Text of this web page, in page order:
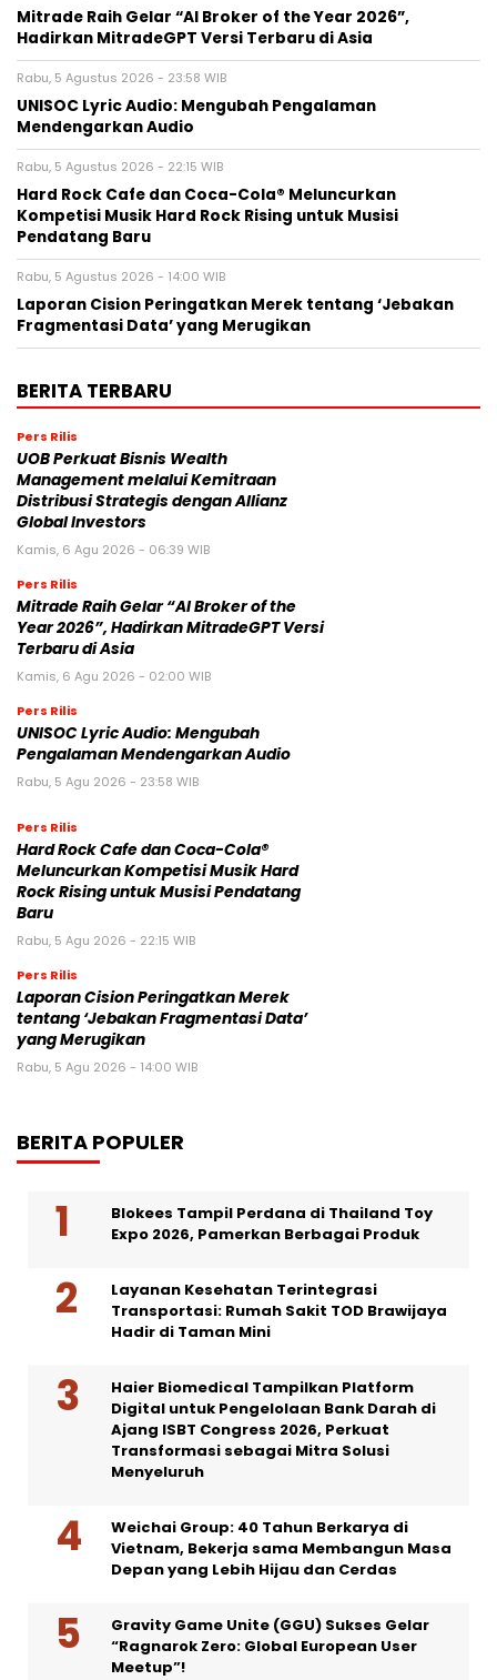
Mitrade Raih Gelar “AI Broker of the Year 2026”,
Hadirkan MitradeGPT Versi Terbaru di Asia
Rabu, 5 Agustus 2026 - 23:58 WIB
UNISOC Lyric Audio: Mengubah Pengalaman
Mendengarkan Audio
Rabu, 5 Agustus 2026 - 22:15 WIB
Hard Rock Cafe dan Coca-Cola® Meluncurkan
Kompetisi Musik Hard Rock Rising untuk Musisi
Pendatang Baru
Rabu, 5 Agustus 2026 - 14:00 WIB
Laporan Cision Peringatkan Merek tentang ‘Jebakan
Fragmentasi Data’ yang Merugikan
BERITA TERBARU
Pers Rilis
UOB Perkuat Bisnis Wealth
Management melalui Kemitraan
Distribusi Strategis dengan Allianz
Global Investors
Kamis, 6 Agu 2026 - 06:39 WIB
Pers Rilis
Mitrade Raih Gelar “AI Broker of the
Year 2026”, Hadirkan MitradeGPT Versi
Terbaru di Asia
Kamis, 6 Agu 2026 - 02:00 WIB
Pers Rilis
UNISOC Lyric Audio: Mengubah
Pengalaman Mendengarkan Audio
Rabu, 5 Agu 2026 - 23:58 WIB
Pers Rilis
Hard Rock Cafe dan Coca-Cola®
Meluncurkan Kompetisi Musik Hard
Rock Rising untuk Musisi Pendatang
Baru
Rabu, 5 Agu 2026 - 22:15 WIB
Pers Rilis
Laporan Cision Peringatkan Merek
tentang ‘Jebakan Fragmentasi Data’
yang Merugikan
Rabu, 5 Agu 2026 - 14:00 WIB
BERITA POPULER
Blokees Tampil Perdana di Thailand Toy
Expo 2026, Pamerkan Berbagai Produk
Layanan Kesehatan Terintegrasi
Transportasi: Rumah Sakit TOD Brawijaya
Hadir di Taman Mini
Haier Biomedical Tampilkan Platform
Digital untuk Pengelolaan Bank Darah di
Ajang ISBT Congress 2026, Perkuat
Transformasi sebagai Mitra Solusi
Menyeluruh
Weichai Group: 40 Tahun Berkarya di
Vietnam, Bekerja sama Membangun Masa
Depan yang Lebih Hijau dan Cerdas
Gravity Game Unite (GGU) Sukses Gelar
“Ragnarok Zero: Global European User
Meetup”!